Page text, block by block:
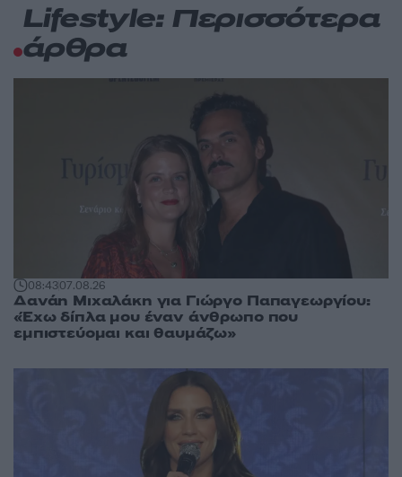
Lifestyle: Περισσότερα
άρθρα
08:4307.08.26
Δανάη Μιχαλάκη για Γιώργο Παπαγεωργίου:
«Έχω δίπλα μου έναν άνθρωπο που
εμπιστεύομαι και θαυμάζω»